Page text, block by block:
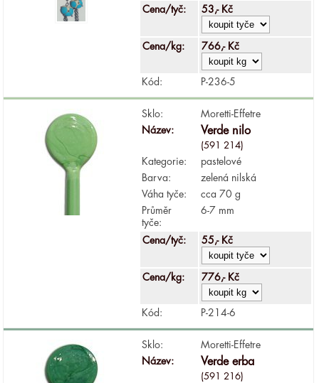
Cena/tyč: 53,- Kč
Cena/kg: 766,- Kč
Kód: P-236-5
Sklo:
Moretti-Effetre
Název:
Verde nilo
(591 214)
Kategorie:
pastelové
Barva:
zelená nilská
Váha tyče:
cca 70 g
Průměr
tyče:
6-7 mm
Cena/tyč: 55,- Kč
Cena/kg: 776,- Kč
Kód: P-214-6
Sklo:
Moretti-Effetre
Název:
Verde erba
(591 216)